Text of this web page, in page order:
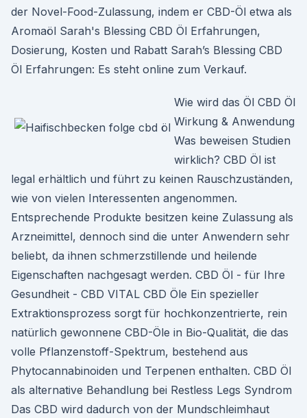
der Novel-Food-Zulassung, indem er CBD-Öl etwa als
Aromaöl Sarah's Blessing CBD Öl Erfahrungen,
Dosierung, Kosten und Rabatt Sarah’s Blessing CBD
Öl Erfahrungen: Es steht online zum Verkauf.
Wie wird das Öl CBD Öl
Wirkung & Anwendung
Was beweisen Studien
wirklich? CBD Öl ist
legal erhältlich und führt zu keinen Rauschzuständen,
wie von vielen Interessenten angenommen.
Entsprechende Produkte besitzen keine Zulassung als
Arzneimittel, dennoch sind die unter Anwendern sehr
beliebt, da ihnen schmerzstillende und heilende
Eigenschaften nachgesagt werden. CBD Öl - für Ihre
Gesundheit - CBD VITAL CBD Öle Ein spezieller
Extraktionsprozess sorgt für hochkonzentrierte, rein
natürlich gewonnene CBD-Öle in Bio-Qualität, die das
volle Pflanzenstoff-Spektrum, bestehend aus
Phytocannabinoiden und Terpenen enthalten. CBD Öl
als alternative Behandlung bei Restless Legs Syndrom
Das CBD wird dadurch von der Mundschleimhaut